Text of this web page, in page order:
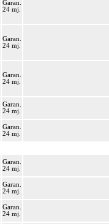
Garan.
24 mj.
Garan.
24 mj.
Garan.
24 mj.
Garan.
24 mj.
Garan.
24 mj.
Garan.
24 mj.
Garan.
24 mj.
Garan.
24 mj.